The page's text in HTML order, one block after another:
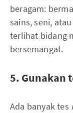
beragam:
sains, seni,
terlihat bidang
bersemangat.
5. Gunakan
Ada banyak tes